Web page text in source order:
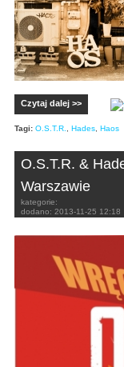
Czytaj dalej >>
Tagi: O.S.T.R., Hades, Haos
O.S.T.R. &
Warszawie
kategorie:
dodano: 2013-11-25 12:18